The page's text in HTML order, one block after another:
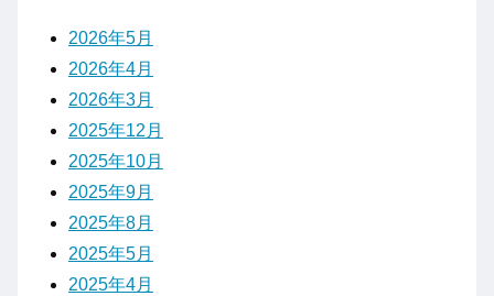
2026年5月
2026年4月
2026年3月
2025年12月
2025年10月
2025年9月
2025年8月
2025年5月
2025年4月